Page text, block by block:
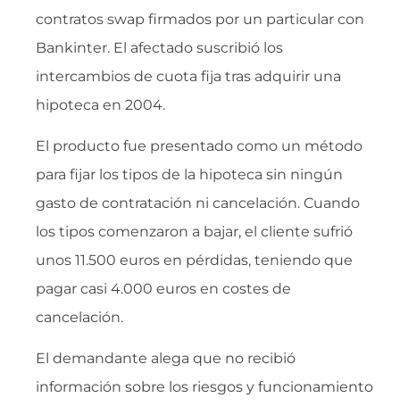
contratos swap firmados por un particular con
Bankinter. El afectado suscribió los
intercambios de cuota fija tras adquirir una
hipoteca en 2004.
El producto fue presentado como un método
para fijar los tipos de la hipoteca sin ningún
gasto de contratación ni cancelación. Cuando
los tipos comenzaron a bajar, el cliente sufrió
unos 11.500 euros en pérdidas, teniendo que
pagar casi 4.000 euros en costes de
cancelación.
El demandante alega que no recibió
información sobre los riesgos y funcionamiento